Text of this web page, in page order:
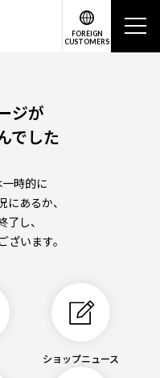
FOREIGN
CUSTOMERS
ジが
でした
時的に
あるか、
し、
います。
ショップニュース